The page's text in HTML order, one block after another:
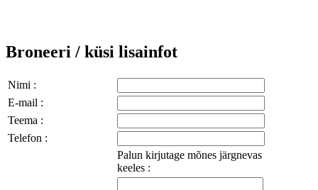
Broneeri / küsi lisainfot
Nimi :
E-mail :
Teema :
Telefon :
Palun kirjutage mõnes järgnevas
keeles :